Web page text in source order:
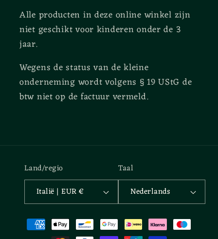
Alle producten in deze online winkel zijn
niet geschikt voor kinderen onder de 3
jaar.
Wegens de status van de kleine
onderneming wordt volgens § 19 UStG de
btw niet op de factuur vermeld.
Land/regio
Italië | EUR €
Taal
Nederlands
Betaalmethoden